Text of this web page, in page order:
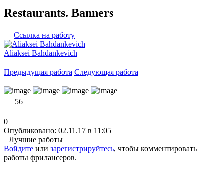
Restaurants. Banners
Ссылка на работу
Aliaksei Bahdankevich
Предыдущая работа Следующая работа
56
0
Опубликовано: 02.11.17 в 11:05
Лучшие работы
Войдите или зарегистрируйтесь, чтобы комментировать
работы фрилансеров.